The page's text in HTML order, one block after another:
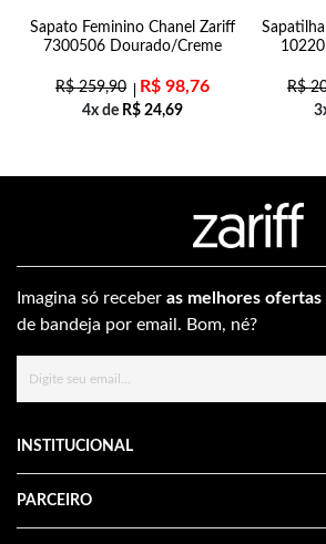
Sapato Feminino Chanel Zariff
7300506 Dourado/Creme
R$259,90 R$ 98,76
4x de R$ 24,69
R$
Imagina só receber as melhores ofertas
de bandeja por email. Bom, né?
INSTITUCIONAL
PARCEIRO